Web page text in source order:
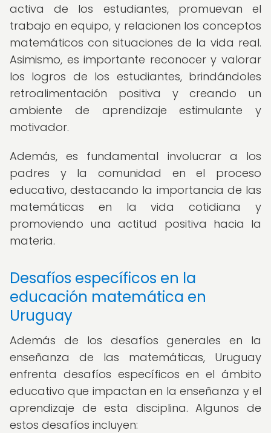
activa de los estudiantes, promuevan el
trabajo en equipo, y relacionen los conceptos
matemáticos con situaciones de la vida real.
Asimismo, es importante reconocer y valorar
los logros de los estudiantes, brindándoles
retroalimentación positiva y creando un
ambiente de aprendizaje estimulante y
motivador.
Además, es fundamental involucrar a los
padres y la comunidad en el proceso
educativo, destacando la importancia de las
matemáticas en la vida cotidiana y
promoviendo una actitud positiva hacia la
materia.
Desafíos específicos en la
educación matemática en
Uruguay
Además de los desafíos generales en la
enseñanza de las matemáticas, Uruguay
enfrenta desafíos específicos en el ámbito
educativo que impactan en la enseñanza y el
aprendizaje de esta disciplina. Algunos de
estos desafíos incluyen: